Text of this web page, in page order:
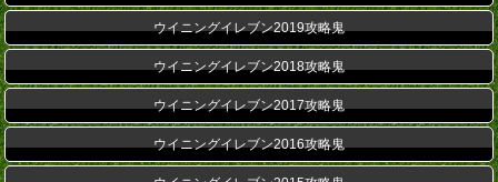
ウイニングイレブン2019攻略鬼
ウイニングイレブン2018攻略鬼
ウイニングイレブン2017攻略鬼
ウイニングイレブン2016攻略鬼